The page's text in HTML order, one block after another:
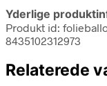
Yderlige
Produkt id:
8435102312973
Relaterede